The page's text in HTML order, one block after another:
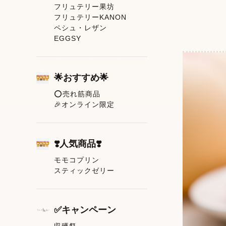
フリュテリー果坊
フリュテリーKANON
ペシュ・レザン
EGGSY
🌟おすすめ🌟
⭕売れ筋商品
🎉オンライン限定
❣️人気商品❣️
モモコプリン
スティックゼリー
✅キャンペーン